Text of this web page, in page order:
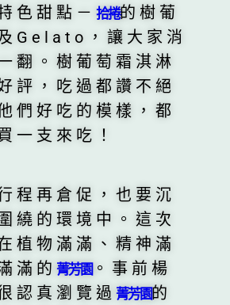
色甜點－ 拾捲的樹葡
Gelato，讓大家消
翻。樹葡萄霜淇淋
評，吃過都讚不絕
們好吃的模樣，都
一支來吃！
再倉促，也要沉
繞的環境中。這次
植物滿滿、精神滿
滿的 菁芳園。事前楊
認真瀏覽過 菁芳園的